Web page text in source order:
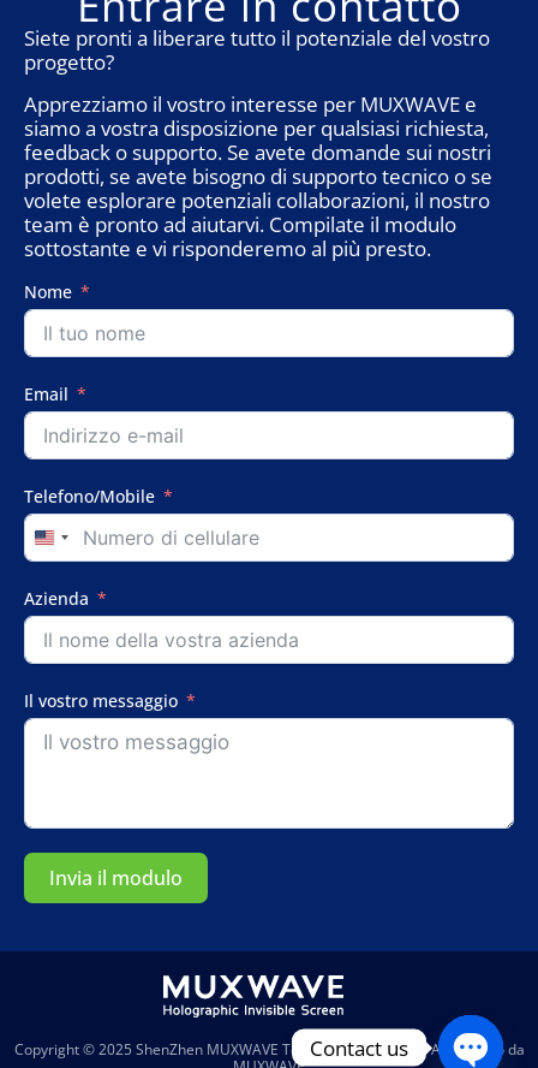
Siete pronti a liberare tutto il potenziale del vostro
progetto?
Apprezziamo il vostro interesse per MUXWAVE e
siamo a vostra disposizione per qualsiasi richiesta,
feedback o supporto. Se avete domande sui nostri
prodotti, se avete bisogno di supporto tecnico o se
volete esplorare potenziali collaborazioni, il nostro
team è pronto ad aiutarvi. Compilate il modulo
sottostante e vi risponderemo al più presto.
Nome
Email
Telefono/Mobile
United
States
+1
Azienda
Il vostro messaggio
Invia il modulo
Copyright © 2025ShenZhen MUXWAVE Technology Co., Ltd.
| Alimentato da
Contact us